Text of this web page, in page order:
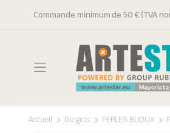
Commande minimum de 50 € (TVA
Accueil De gros PERLES BIJOUX